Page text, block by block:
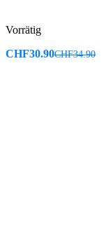
Vorrätig
CHF30.90CHF34.90